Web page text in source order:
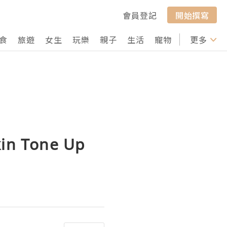
會員登記
開始撰寫
旅遊 女生 玩樂 親子 生活 寵物 行山 打卡
更多
Tone Up